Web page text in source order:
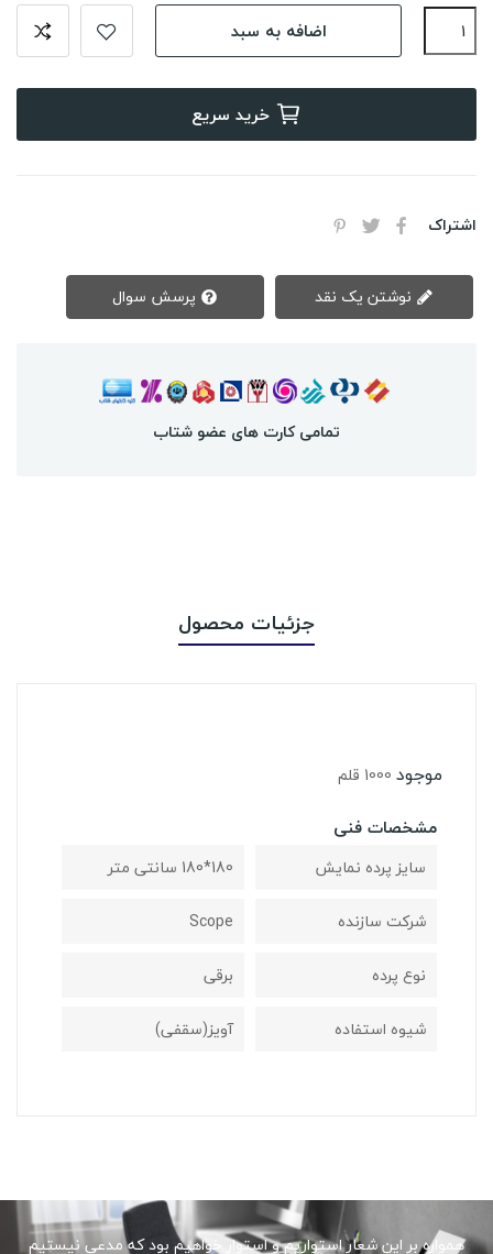
اضافه به سبد
خرید سریع
اشتراک
تمامی کارت های عضو شتاب
جزئیات محصول
موجود 1000 قلم
مشخصات فنی
سایز پرده نمایش
180*180 سانتی متر
شرکت سازنده
Scope
نوع پرده
برقی
شیوه استفاده
آویز(سقفی)
همواره بر این شعار استواریم و استوار خواهیم بود که مدعی نیستیم